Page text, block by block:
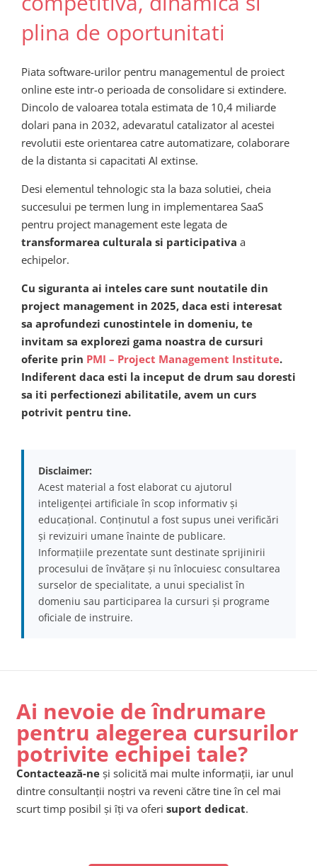
plina de oportunitati
Piata software-urilor pentru managementul de proiect
online este intr-o perioada de consolidare si extindere.
Dincolo de valoarea totala estimata de 10,4 miliarde
dolari pana in 2032, adevaratul catalizator al acestei
revolutii este orientarea catre automatizare, colaborare
de la distanta si capacitati AI extinse.
Desi elementul tehnologic sta la baza solutiei, cheia
succesului pe termen lung in implementarea SaaS
pentru project management este legata de
transformarea culturala si participativa a
echipelor.
Cu siguranta ai inteles care sunt noutatile din
project management in 2025, daca esti interesat
sa aprofundezi cunostintele in domeniu, te
invitam sa explorezi gama noastra de cursuri
oferite prin PMI – Project Management Institute.
Indiferent daca esti la inceput de drum sau doresti
sa iti perfectionezi abilitatile, avem un curs
potrivit pentru tine.
Disclaimer:
Acest material a fost elaborat cu ajutorul
inteligenței artificiale în scop informativ și
educațional. Conținutul a fost supus unei verificări
și revizuiri umane înainte de publicare.
Informațiile prezentate sunt destinate sprijinirii
procesului de învățare și nu înlocuiesc consultarea
surselor de specialitate, a unui specialist în
domeniu sau participarea la cursuri și programe
oficiale de instruire.
Ai nevoie de îndrumare
pentru alegerea cursurilor
potrivite echipei tale?
Contactează-ne și solicită mai multe informații, iar unul
dintre consultanții noștri va reveni către tine în cel mai
scurt timp posibil și îți va oferi suport dedicat.